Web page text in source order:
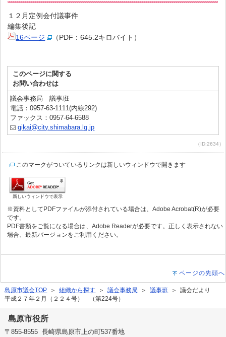
１２月定例会付議事件
編集後記
16ページ
（PDF：645.2キロバイト）
このページに関する
お問い合わせは
議会事務局 議事班
電話：0957-63-1111(内線292)
ファックス：0957-64-6588
gikai@city.shimabara.lg.jp
（ID:2634）
このマークがついているリンクは新しいウィンドウで開きます
新しいウィンドウで表示
※資料としてPDFファイルが添付されている場合は、Adobe Acrobat(R)が必要
です。
PDF書類をご覧になる場合は、Adobe Readerが必要です。正しく表示されない
場合、最新バージョンをご利用ください。
ページの先頭へ
島原市議会TOP ＞組織から探す ＞議会事務局 ＞議事班 ＞ 議会だより
平成２７年２月（２２４号） （第224号）
島原市役所
〒855-8555 長崎県島原市上の町537番地